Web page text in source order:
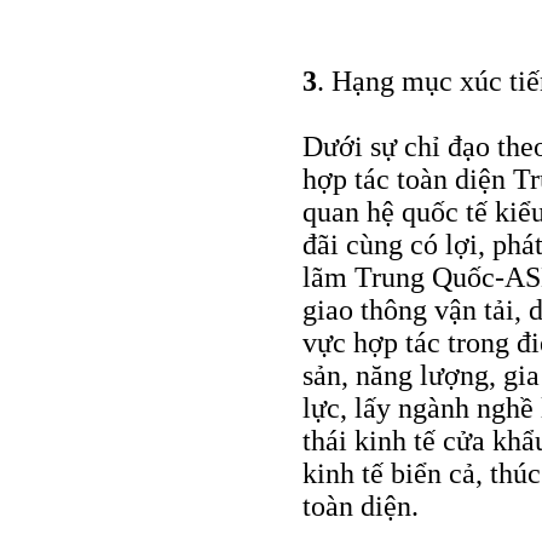
3. Hạng mục xúc
Dưới sự chỉ đạo
hợp tác toàn diện
quan hệ quốc tế
đãi cùng có lợi,
lãm Trung Quốc-
giao thông vận tải,
vực hợp tác trong
sản, năng lượng,
lực, lấy ngành
thái kinh tế cửa
kinh tế biển cả,
toàn diện.